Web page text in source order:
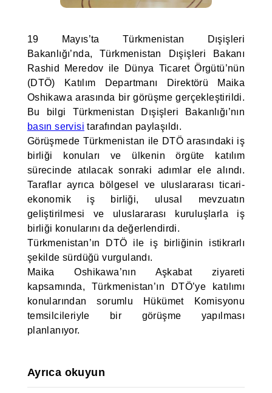
19 Mayıs’ta Türkmenistan Dışişleri
Bakanlığı’nda, Türkmenistan Dışişleri Bakanı
Rashid Meredov ile Dünya Ticaret Örgütü’nün
(DTÖ) Katılım Departmanı Direktörü Maika
Oshikawa arasında bir görüşme gerçekleştirildi.
Bu bilgi Türkmenistan Dışişleri Bakanlığı’nın
basın servisi tarafından paylaşıldı.
Görüşmede Türkmenistan ile DTÖ arasındaki iş
birliği konuları ve ülkenin örgüte katılım
sürecinde atılacak sonraki adımlar ele alındı.
Taraflar ayrıca bölgesel ve uluslararası ticari-
ekonomik iş birliği, ulusal mevzuatın
geliştirilmesi ve uluslararası kuruluşlarla iş
birliği konularını da değerlendirdi.
Türkmenistan’ın DTÖ ile iş birliğinin istikrarlı
şekilde sürdüğü vurgulandı.
Maika Oshikawa’nın Aşkabat ziyareti
kapsamında, Türkmenistan’ın DTÖ’ye katılımı
konularından sorumlu Hükümet Komisyonu
temsilcileriyle bir görüşme yapılması
planlanıyor.
Ayrıca okuyun